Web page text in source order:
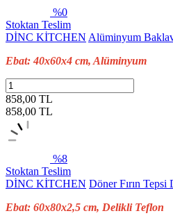
%0
Stoktan Teslim
DİNC KİTCHEN Alüminyum
Ebat: 40x60x4 cm, Alüminyum
858,00 TL
858,00 TL
%8
Stoktan Teslim
DİNC KİTCHEN Döner Fırın
Ebat: 60x80x2,5 cm, Delikli Teflon